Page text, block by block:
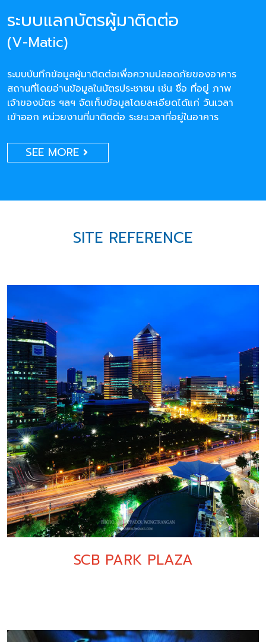
ระบบแลกบัตรผู้มาติดต่อ
(V-Matic)
ระบบบันทึกข้อมูลผู้มาติดต่อเพื่อความปลอดภัยของอาคาร
สถานที่โดยอ่านข้อมูลในบัตรประชาชน เช่น ชื่อ ที่อยู่ ภาพ
เจ้าของบัตร ฯลฯ จัดเก็บข้อมูลโดยละเอียดได้แก่ วันเวลา
เข้าออก หน่วยงานที่มาติดต่อ ระยะเวลาที่อยู่ในอาคาร
SEE MORE
SITE REFERENCE
SCB PARK PLAZA